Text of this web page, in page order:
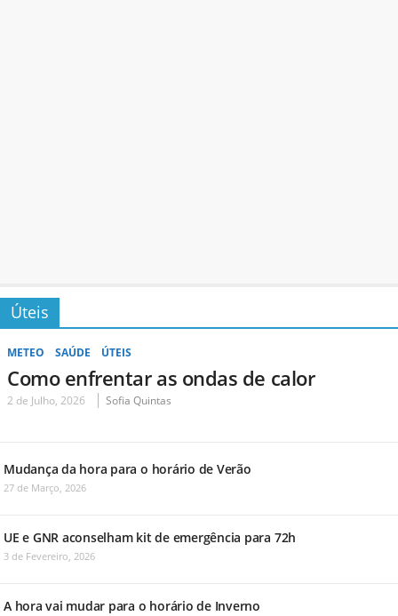
Úteis
METEO SAÚDE ÚTEIS
Como enfrentar as ondas de calor
2 de Julho, 2026 Sofia Quintas
Mudança da hora para o horário de Verão
27 de Março, 2026
UE e GNR aconselham kit de emergência para 72h
3 de Fevereiro, 2026
A hora vai mudar para o horário de Inverno